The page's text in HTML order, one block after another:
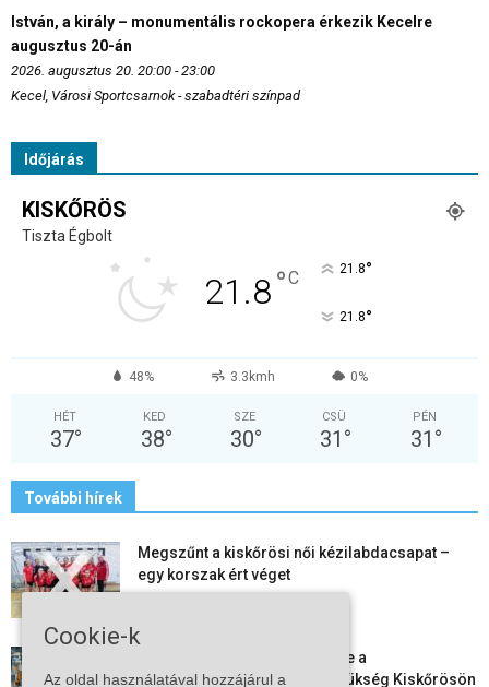
István, a király – monumentális rockopera érkezik Kecelre
augusztus 20-án
2026. augusztus 20. 20:00 - 23:00
Kecel, Városi Sportcsarnok - szabadtéri színpad
Időjárás
KISKŐRÖS
Tiszta Égbolt
21.8°C 21.8°
21.8°
48% 3.3kmh 0%
HÉT
37°
KED
38°
SZE
30°
CSÜ
31 °
PÉN
31 °
További hírek
Megszűnt a kiskőrösi női kézilabdacsapat –
egy korszak ért véget
Aktuális állásajánlatok: ezekre a
munkavállalókra van most szükség Kiskőrösön
Cookie-k
Az oldal használatával hozzájárul a